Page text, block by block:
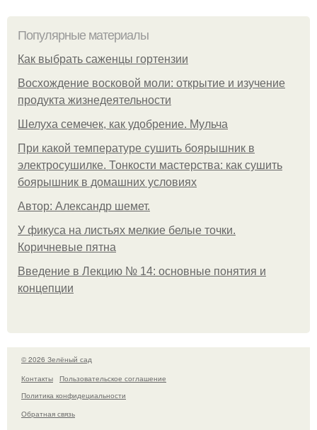
Популярные материалы
Как выбрать саженцы гортензии
Восхождение восковой моли: открытие и изучение
продукта жизнедеятельности
Шелуха семечек, как удобрение. Мульча
При какой температуре сушить боярышник в
электросушилке. Тонкости мастерства: как сушить
боярышник в домашних условиях
Автор: Александр шемет.
У фикуса на листьях мелкие белые точки.
Коричневые пятна
Введение в Лекцию № 14: основные понятия и
концепции
© 2026 Зелёный сад
Контакты
Пользовательское соглашение
Политика конфидециальности
Обратная связь